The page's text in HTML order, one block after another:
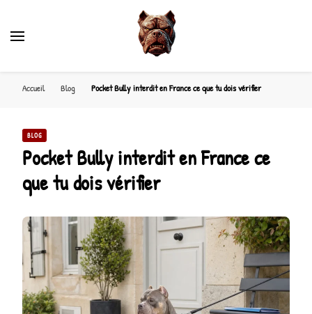
Accueil Blog Pocket Bully interdit en France ce que tu dois vérifier
BLOG
Pocket Bully interdit en France ce
que tu dois vérifier